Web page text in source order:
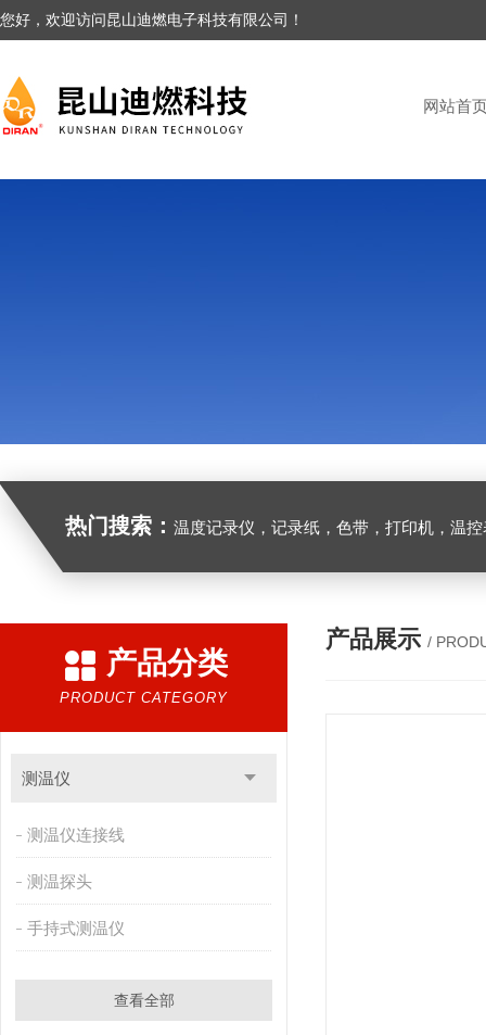
您好，欢迎访问昆山迪燃电子科技有限公司！
网站首
热门搜索： 温度记录仪，记录纸，色带，打印机，温控表
产品分类
PRODUCT CATEGORY
测温仪
测温仪连接线
测温探头
手持式测温仪
查看全部
产品展示 /